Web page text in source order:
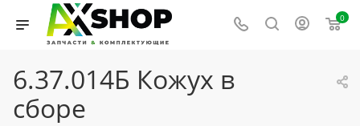
0
6.37.014Б Кожух в
сборе